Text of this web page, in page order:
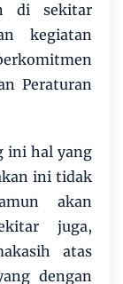
di sekitar
kegiatan
Peraturan
ini hal yang
ini tidak
akan
juga,
atas
dengan